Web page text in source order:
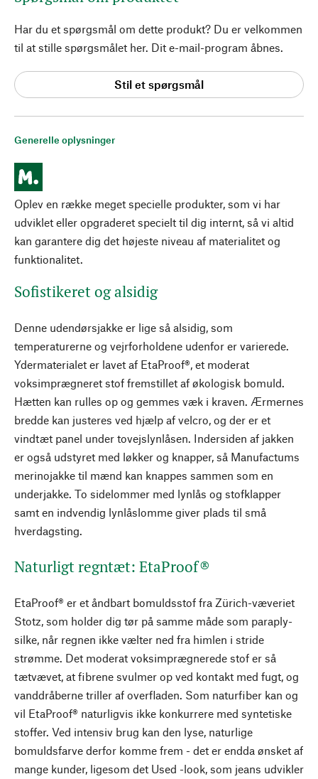
Generelle oplysninger
Oplev en række meget specielle produkter, som vi har
udviklet eller opgraderet specielt til dig internt, så vi altid
kan garantere dig det højeste niveau af materialitet og
funktionalitet.
Sofistikeret og alsidig
Denne udendørsjakke er lige så alsidig, som
temperaturerne og vejrforholdene udenfor er varierede.
Ydermaterialet er lavet af EtaProof®, et moderat
voksimprægneret stof fremstillet af økologisk bomuld.
Hætten kan rulles op og gemmes væk i kraven. Ærmernes
bredde kan justeres ved hjælp af velcro, og der er et
vindtæt panel under tovejslynlåsen. Indersiden af jakken
er også udstyret med løkker og knapper, så Manufactums
merinojakke til mænd kan knappes sammen som en
underjakke. To sidelommer med lynlås og stofklapper
samt en indvendig lynlåslomme giver plads til små
hverdagsting.
Naturligt regntæt: EtaProof®
EtaProof® er et åndbart bomuldsstof fra Zürich-væveriet
Stotz, som holder dig tør på samme måde som paraply-
silke, når regnen ikke vælter ned fra himlen i stride
strømme. Det moderat voksimprægnerede stof er så
tætvævet, at fibrene svulmer op ved kontakt med fugt, og
vanddråberne triller af overfladen. Som naturfiber kan og
vil EtaProof® naturligvis ikke konkurrere med syntetiske
stoffer. Ved intensiv brug kan den lyse, naturlige
bomuldsfarve derfor komme frem - det er endda ønsket af
mange kunder, ligesom det Used -look, som jeans udvikler
Har du et spørgsmål om dette produkt? Du er velkommen
til at stille spørgsmålet her. Dit e-mail-program åbnes.
Stil et spørgsmål